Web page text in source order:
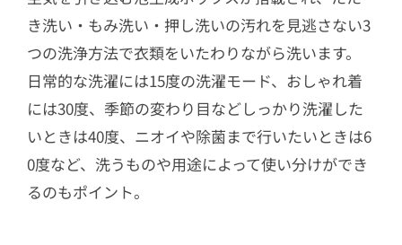
き洗い・もみ洗い・押し洗いの汚れを見逃さない3
つの洗浄方法で衣類をいたわりながら洗います。
日常的な洗濯には15度の洗濯モード、おしゃれ着
には30度、季節の変わり目などしっかり洗濯した
いときは40度、ニオイや除菌まで行いたいときは6
0度など、洗うものや用途によって使い分けができ
るのもポイント。